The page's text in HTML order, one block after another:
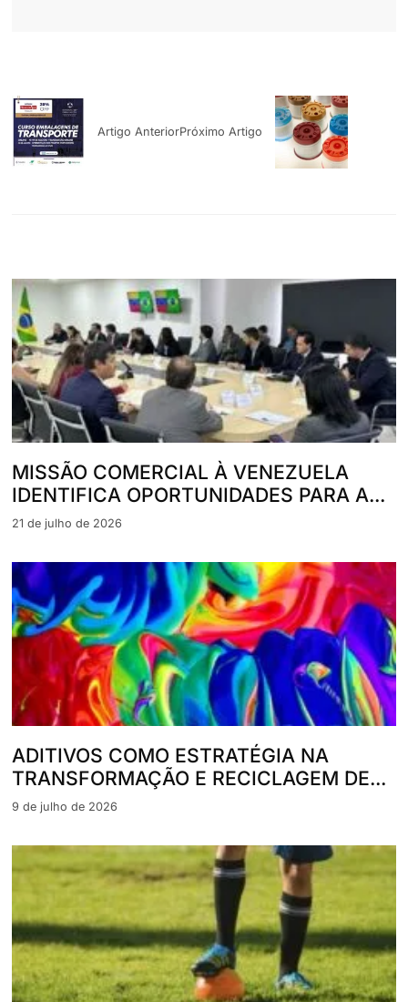
Artigo AnteriorPróximo Artigo
MISSÃO COMERCIAL À VENEZUELA
IDENTIFICA OPORTUNIDADES PARA A...
21 de julho de 2026
ADITIVOS COMO ESTRATÉGIA NA
TRANSFORMAÇÃO E RECICLAGEM DE...
9 de julho de 2026